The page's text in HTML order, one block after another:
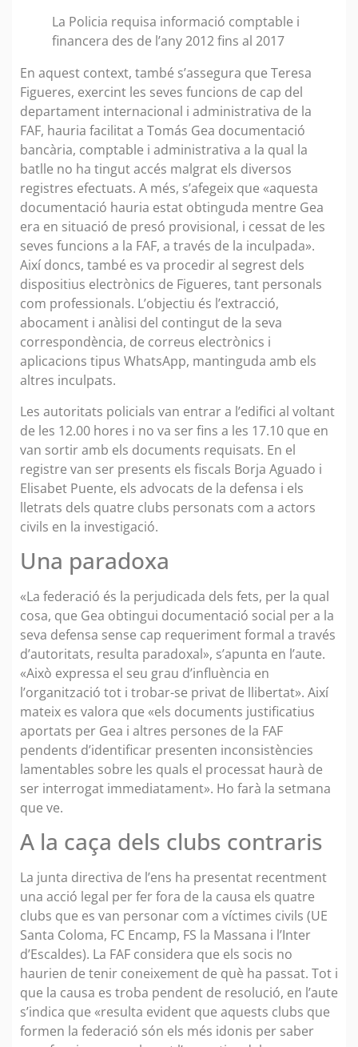
La Policia requisa informació comptable i
financera des de l’any 2012 fins al 2017
En aquest context, també s’assegura que Teresa
Figueres, exercint les seves funcions de cap del
departament internacional i administrativa de la
FAF, hauria facilitat a Tomás Gea documentació
bancària, comptable i administrativa a la qual la
batlle no ha tingut accés malgrat els diversos
registres efectuats. A més, s’afegeix que «aquesta
documentació hauria estat obtinguda mentre Gea
era en situació de presó provisional, i cessat de les
seves funcions a la FAF, a través de la inculpada».
Així doncs, també es va procedir al segrest dels
dispositius electrònics de Figueres, tant personals
com professionals. L’objectiu és l’extracció,
abocament i anàlisi del contingut de la seva
correspondència, de correus electrònics i
aplicacions tipus WhatsApp, mantinguda amb els
altres inculpats.
Les autoritats policials van entrar a l’edifici al voltant
de les 12.00 hores i no va ser fins a les 17.10 que en
van sortir amb els documents requisats. En el
registre van ser presents els fiscals Borja Aguado i
Elisabet Puente, els advocats de la defensa i els
lletrats dels quatre clubs personats com a actors
civils en la investigació.
Una paradoxa
«La federació és la perjudicada dels fets, per la qual
cosa, que Gea obtingui documentació social per a la
seva defensa sense cap requeriment formal a través
d’autoritats, resulta paradoxal», s’apunta en l’aute.
«Això expressa el seu grau d’influència en
l’organització tot i trobar-se privat de llibertat». Així
mateix es valora que «els documents justificatius
aportats per Gea i altres persones de la FAF
pendents d’identificar presenten inconsistències
lamentables sobre les quals el processat haurà de
ser interrogat immediatament». Ho farà la setmana
que ve.
A la caça dels clubs contraris
La junta directiva de l’ens ha presentat recentment
una acció legal per fer fora de la causa els quatre
clubs que es van personar com a víctimes civils (UE
Santa Coloma, FC Encamp, FS la Massana i l’Inter
d’Escaldes). La FAF considera que els socis no
haurien de tenir coneixement de què ha passat. Tot i
que la causa es troba pendent de resolució, en l’aute
s’indica que «resulta evident que aquests clubs que
formen la federació són els més idonis per saber